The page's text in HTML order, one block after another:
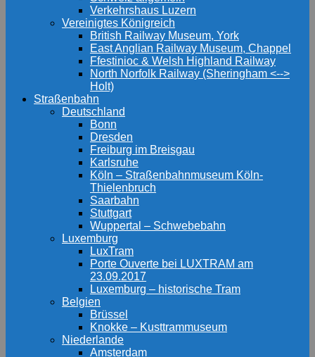
Verkehrshaus Luzern
Vereinigtes Königreich
British Railway Museum, York
East Anglian Railway Museum, Chappel
Ffestinioc & Welsh Highland Railway
North Norfolk Railway (Sheringham <-->
Holt)
Straßenbahn
Deutschland
Bonn
Dresden
Freiburg im Breisgau
Karlsruhe
Köln – Straßenbahnmuseum Köln-
Thielenbruch
Saarbahn
Stuttgart
Wuppertal – Schwebebahn
Luxemburg
LuxTram
Porte Ouverte bei LUXTRAM am
23.09.2017
Luxemburg – historische Tram
Belgien
Brüssel
Knokke – Kusttrammuseum
Niederlande
Amsterdam